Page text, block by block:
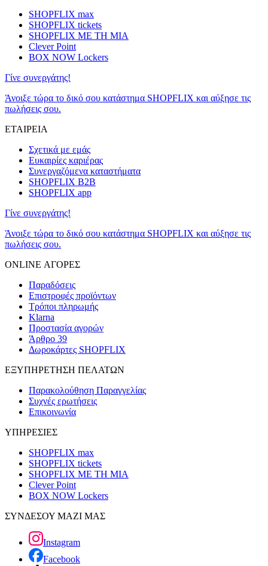
SHOPFLIX max
SHOPFLIX tickets
SHOPFLIX ΜΕ ΤΗ ΜΙΑ
Clever Point
BOX NOW Lockers
Γίνε συνεργάτης!
Άνοιξε τώρα το δικό σου κατάστημα SHOPFLIX και αύξησε τις
πωλήσεις σου.
ΕΤΑΙΡΕΙΑ
Σχετικά με εμάς
Ευκαιρίες καριέρας
Συνεργαζόμενα καταστήματα
SHOPFLIX B2B
SHOPFLIX app
Γίνε συνεργάτης!
Άνοιξε τώρα το δικό σου κατάστημα SHOPFLIX και αύξησε τις
πωλήσεις σου.
ONLINE ΑΓΟΡΕΣ
Παραδόσεις
Επιστροφές προϊόντων
Τρόποι πληρωμής
Klarna
Προστασία αγορών
Άρθρο 39
Δωροκάρτες SHOPFLIX
ΕΞΥΠΗΡΕΤΗΣΗ ΠΕΛΑΤΩΝ
Παρακολούθηση Παραγγελίας
Συχνές ερωτήσεις
Επικοινωνία
ΥΠΗΡΕΣΙΕΣ
SHOPFLIX max
SHOPFLIX tickets
SHOPFLIX ΜΕ ΤΗ ΜΙΑ
Clever Point
BOX NOW Lockers
ΣΥΝΔΕΣΟΥ ΜΑΖΙ ΜΑΣ
Instagram
Facebook